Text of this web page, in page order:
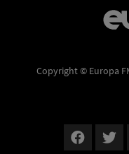
Copyright © Europa